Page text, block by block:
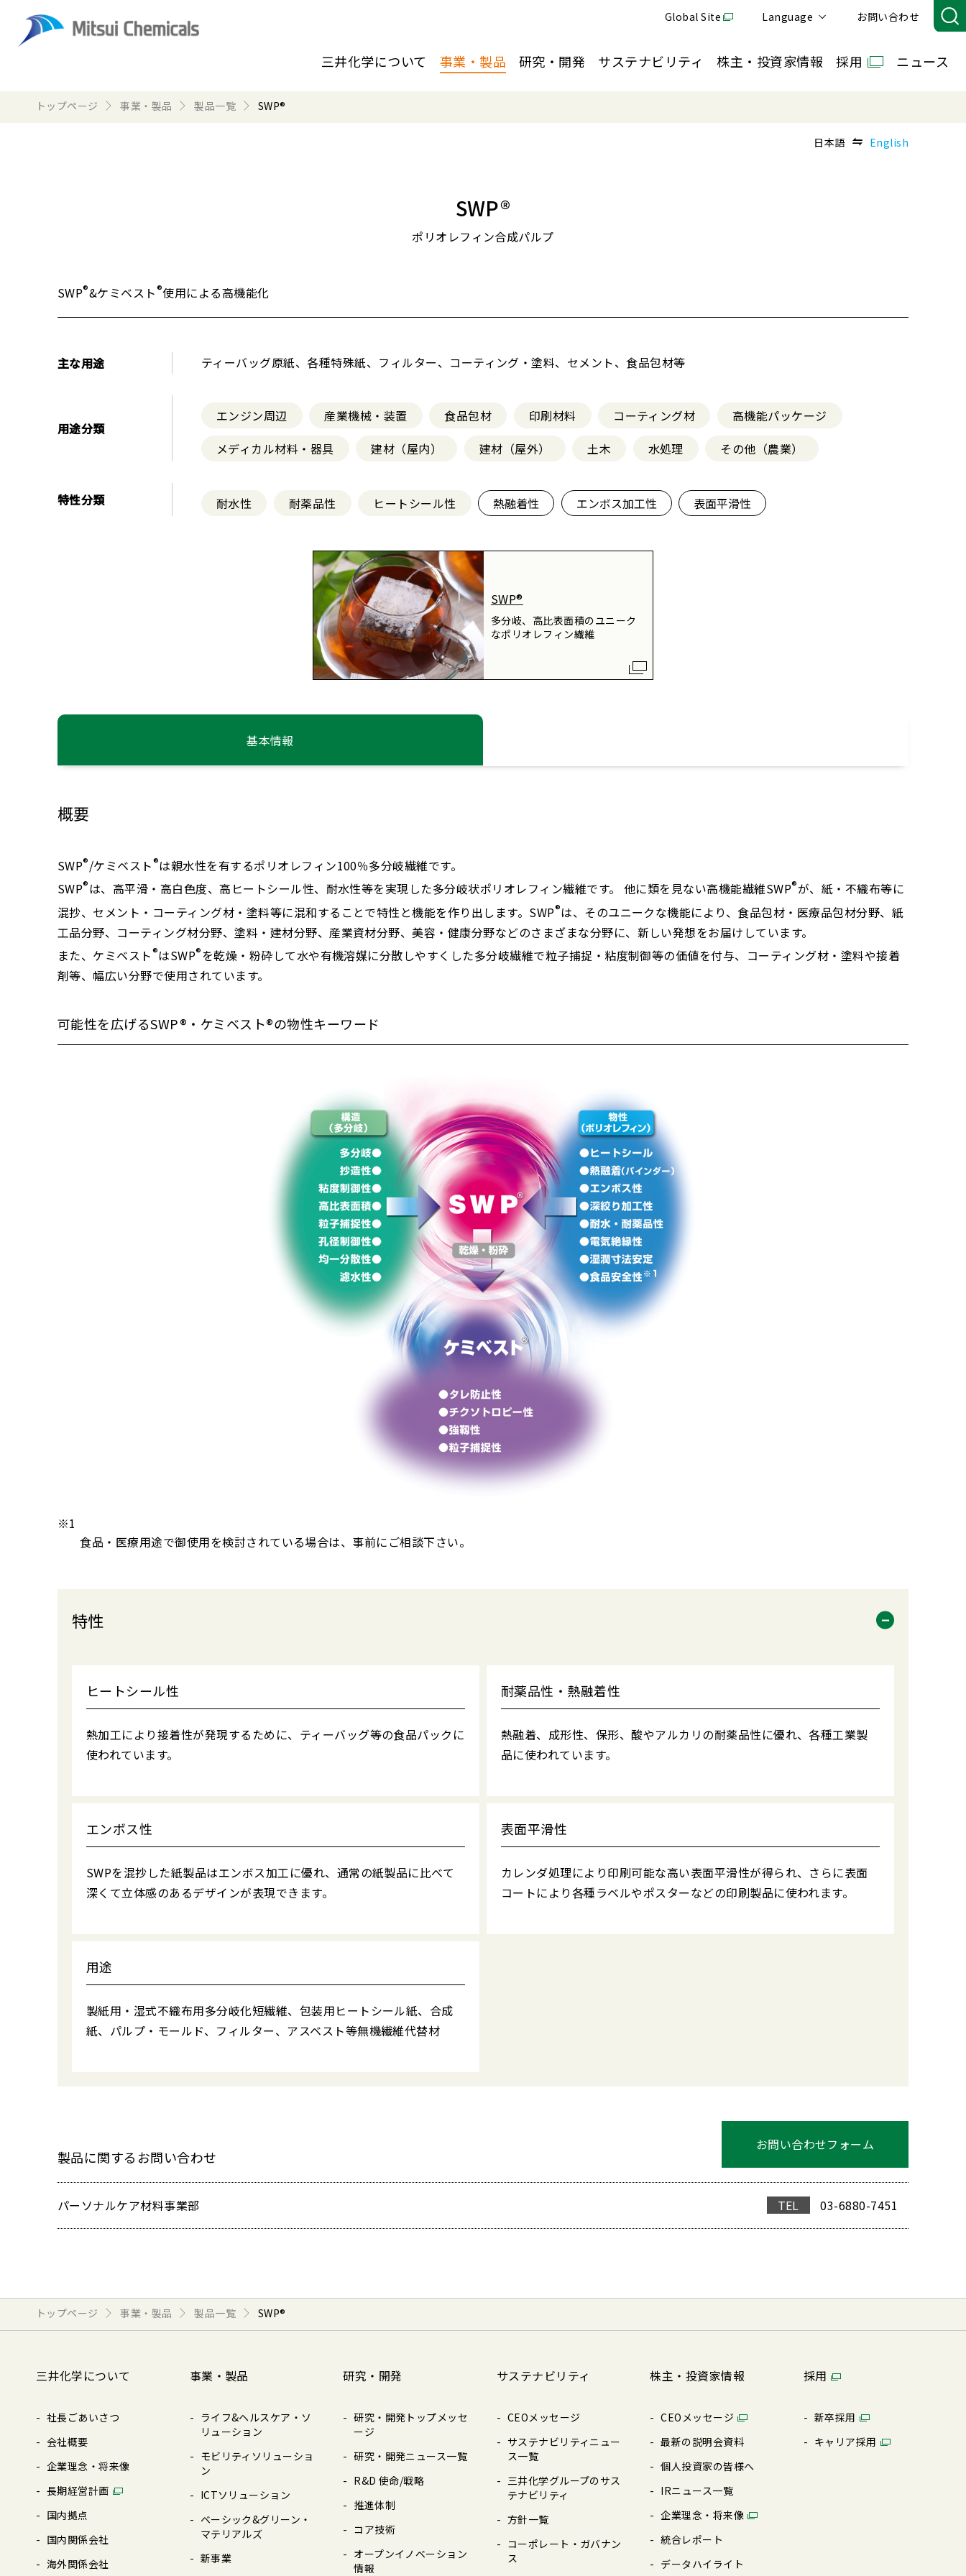
Global Site Language お問い合わせ
三井化学について 事業・製品 研究・開発 サステナビリティ 株主・投資家情報 採用 ニュース
トップページ 事業・製品 製品一覧 SWP®
日本語 English
SWP®
ポリオレフィン合成パルプ
SWP®&ケミベスト®使用による高機能化
主な用途 ティーバッグ原紙、各種特殊紙、フィルター、コーティング・塗料、セメント、食品包材等
用途分類
エンジン周辺 産業機械・装置 食品包材 印刷材料 コーティング材
高機能パッケージ
メディカル材料・器具
建材（屋内） 建材（屋外） 土木 水処理 その他（農業）
特性分類 耐水性 耐薬品性 ヒートシール性 熱融着性 エンボス加工性 表面平滑性
SWP®
多分岐、高比表面積のユニーク
なポリオレフィン繊維
基本情報
概要
SWP®/ケミベスト®は親水性を有するポリオレフィン100％多分岐繊維です。
SWP®は、高平滑・高白色度、高ヒートシール性、耐水性等を実現した多分岐状ポリオレフィン繊維です。 他に類を見ない高機能繊維SWP®が、紙・不織布等に
混抄、セメント・コーティング材・塗料等に混和することで特性と機能を作り出します。SWP®は、そのユニークな機能により、食品包材・医療品包材分野、紙
工品分野、コーティング材分野、塗料・建材分野、産業資材分野、美容・健康分野などのさまざまな分野に、新しい発想をお届けしています。
また、ケミベスト®はSWP®を乾燥・粉砕して水や有機溶媒に分散しやすくした多分岐繊維で粒子捕捉・粘度制御等の価値を付与、コーティング材・塗料や接着
剤等、幅広い分野で使用されています。
可能性を広げるSWP®・ケミベスト®の物性キーワード
※1
食品・医療用途で御使用を検討されている場合は、事前にご相談下さい。
特性
ヒートシール性
熱加工により接着性が発現するために、ティーバッグ等の食品パックに
使われています。
耐薬品性・熱融着性
熱融着、成形性、保形、酸やアルカリの耐薬品性に優れ、各種工業製
品に使われています。
エンボス性
SWPを混抄した紙製品はエンボス加工に優れ、通常の紙製品に比べて
深くて立体感のあるデザインが表現できます。
表面平滑性
カレンダ処理により印刷可能な高い表面平滑性が得られ、さらに表面
コートにより各種ラベルやポスターなどの印刷製品に使われます。
用途
製紙用・湿式不織布用多分岐化短繊維、包装用ヒートシール紙、合成
紙、パルプ・モールド、フィルター、アスベスト等無機繊維代替材
製品に関するお問い合わせ
お問い合わせフォーム
パーソナルケア材料事業部 TEL 03-6880-7451
トップページ 事業・製品 製品一覧 SWP®
三井化学について
社長ごあいさつ
会社概要
企業理念・将来像
⻑期経営計画
国内拠点
国内関係会社
海外関係会社
事業・製品
ライフ&ヘルスケア・ソ
リューション
モビリティソリューショ
ン
ICTソリューション
ベーシック&グリーン・
マテリアルズ
新事業
研究・開発
研究・開発トップメッセ
ージ
研究・開発ニュース⼀覧
R&D 使命/戦略
推進体制
コア技術
オープンイノベーション
情報
サステナビリティ
CEOメッセージ
サステナビリティニュー
ス⼀覧
三井化学グループのサス
テナビリティ
⽅針⼀覧
コーポレート・ガバナン
ス
株主・投資家情報
CEOメッセージ
最新の説明会資料
個⼈投資家の皆様へ
IRニュース⼀覧
企業理念・将来像
統合レポート
データハイライト
採用
新卒採⽤
キャリア採⽤